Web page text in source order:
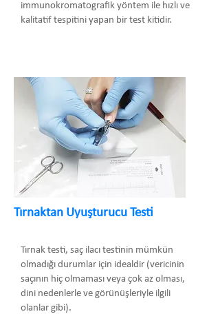
immunokromatografik yöntem ile hızlı ve
kalitatif tespitini yapan bir test kitidir.
Tırnaktan Uyuşturucu Testi
Tırnak testi, saç ilacı testinin mümkün
olmadığı durumlar için idealdir (vericinin
saçının hiç olmaması veya çok az olması,
dini nedenlerle ve görünüşleriyle ilgili
olanlar gibi).